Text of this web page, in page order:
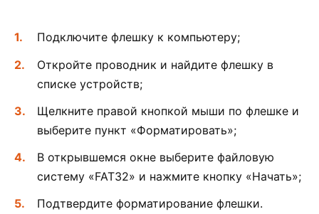
Подключите флешку к компьютеру;
Откройте проводник и найдите флешку в
списке устройств;
Щелкните правой кнопкой мыши по флешке и
выберите пункт «Форматировать»;
В открывшемся окне выберите файловую
систему «FAT32» и нажмите кнопку «Начать»;
Подтвердите форматирование флешки.